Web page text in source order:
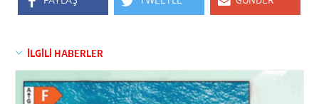
İLGİLİ HABERLER